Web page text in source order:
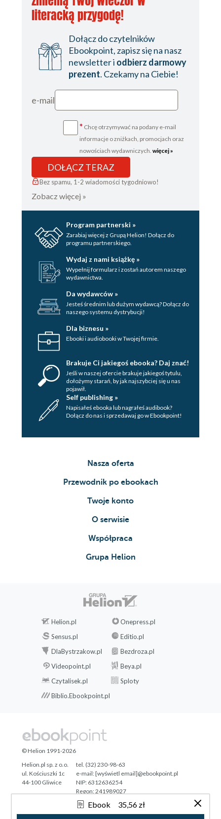
Ebook 35,56 zł
literacką przygodę!
Dołącz do czytelników
Ebookpoint, zapisz się na nasz
newsletter i odbierz darmowy
prezent. Czekamy na Ciebie!
e-mail
* Chcę otrzymywać na podany e-mail
informacje o zniżkach, promocjach oraz
nowościach wydawniczych. więcej »
DOŁĄCZ TERAZ
Bez spamu, 1-2 wiadomości tygodniowo!
Zobacz więcej »
Program partnerski »
Zarabiaj więcej z Grupą Helion! Dołącz do
programu partnerskiego.
Wydaj z nami książkę »
Wypełnij formularz i zostań autorem naszego
wydawnictwa.
Da wydawców »
Jesteś średnim lub dużym wydawcą? Dołącz do
naszego systemu dystrybucji!
Dla biznesu »
Ebooki i audiobooki w Twojej firmie.
Brakuje Ci jakiegoś ebooka? Daj znać!
Jeśli w naszej ofercie brakuje jakiegoś tytulu,
dołożymy starań, by jak najszybciej się u nas
pojawił.
Self publishing »
Napisałeś ebooka lub nagrałeś audibook?
Dołącz do nas i sprzedawaj go w Ebookpoint!
Nasza oferta
Przewodnik po ebookach
Twoje konto
O serwisie
Współpraca
Grupa Helion
Helion.pl
Onepress.pl
Sensus.pl
Editio.pl
DlaBystrzakow.pl
Bezdroza.pl
Videopoint.pl
Beya.pl
Czytalisek.pl
Sploty
Biblio.Ebookpoint.pl
Tonik.pl
© Helion 1991-2026
Helion.pl sp. z o.o.
ul. Kościuszki 1c
44-100 Gliwice
tel. (32) 230-98-63
e-mail:[wyświetl email]@ebookpoint.pl
NIP: 6312636254
Regon: 241989027